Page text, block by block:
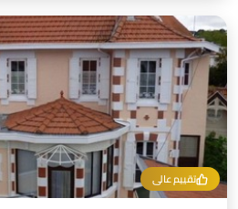
تقييم عالي